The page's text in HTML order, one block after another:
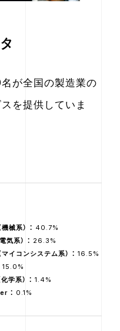
が全国の製造業の
を提供していま
械系） ： 40.7%
気系） ： 26.3%
マイコンシステム系） ： 16.5%
15.0%
学系） ： 1.4%
： 0.1%